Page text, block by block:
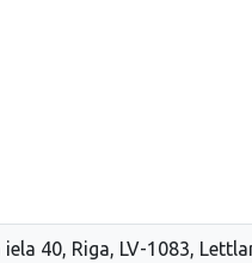
40, Riga, LV-1083,